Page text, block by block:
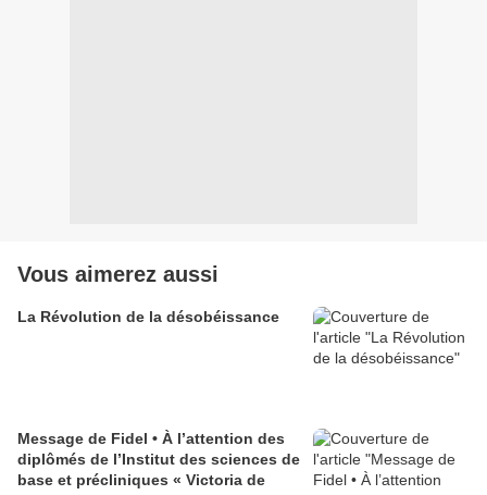
Vous aimerez aussi
La Révolution de la désobéissance
Message de Fidel • À l’attention des
diplômés de l’Institut des sciences de
base et précliniques « Victoria de